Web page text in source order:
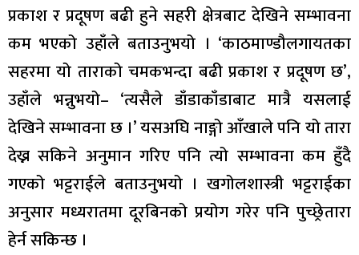
प्रकाश र प्रदूषण बढी हुने सहरी क्षेत्रबाट देखिने सम्भावना
कम भएको उहाँले बताउनुभयो । ‘काठमाण्डौलगायतका
सहरमा यो ताराको चमकभन्दा बढी प्रकाश र प्रदूषण छ’,
उहाँले भन्नुभयो– ‘त्यसैले डाँडाकाँडाबाट मात्रै यसलाई
देखिने सम्भावना छ ।’ यसअघि नाङ्गो आँखाले पनि यो तारा
देख्न सकिने अनुमान गरिए पनि त्यो सम्भावना कम हुँदै
गएको भट्टराईले बताउनुभयो । खगोलशास्त्री भट्टराईका
अनुसार मध्यरातमा दूरबिनको प्रयोग गरेर पनि पुच्छ्रेतारा
हेर्न सकिन्छ ।